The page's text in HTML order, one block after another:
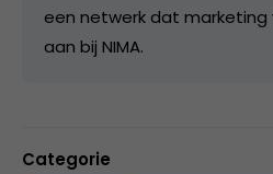
een netwerk dat marketing
aan bij NIMA.
Categorie